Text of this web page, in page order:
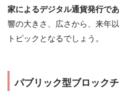
家によるデジタル通貨発行で
響の大きさ、広さから、来年
トピックとなるでしょう。
パブリック型ブロック